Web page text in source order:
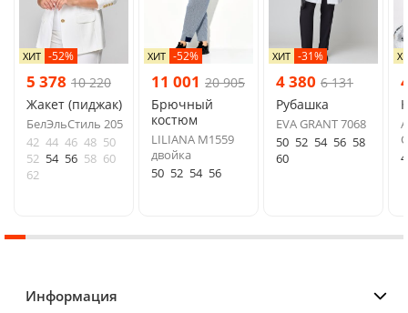
ХИТ -52%
5 378 10 220
Жакет (пиджак)
БелЭльСтиль 205
42 44 46 48 50
52 54 56 58 60
62
ХИТ -52%
11 001 20 905
Брючный
костюм
LILIANA М1559
двойка
50 52 54 56
ХИТ -31%
4 380 6 131
Рубашка
EVA GRANT 7068
50 52 54 56 58
60
Информация